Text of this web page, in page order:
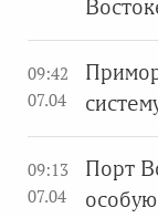
09:42
07.04
09:13
07.04
Порт